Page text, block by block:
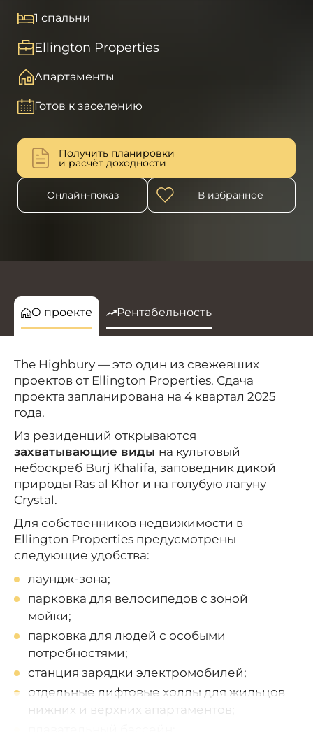
1 спальни
Ellington Properties
Апартаменты
Готов к заселению
Получить планировки
и расчёт доходности
Онлайн-показ В избранное
О проекте Рентабельность
The Highbury — это один из свежевших
проектов от Ellington Properties. Сдача
проекта запланирована на 4 квартал 2025
года.
Из резиденций открываются
захватывающие виды на культовый
небоскреб Burj Khalifa, заповедник дикой
природы Ras al Khor и на голубую лагуну
Crystal.
Для собственников недвижимости в
Ellington Properties предусмотрены
следующие удобства:
лаундж-зона;
парковка для велосипедов с зоной
мойки;
парковка для людей с особыми
потребностями;
станция зарядки электромобилей;
отдельные лифтовые холлы для жильцов
нижних и верхних апартаментов;